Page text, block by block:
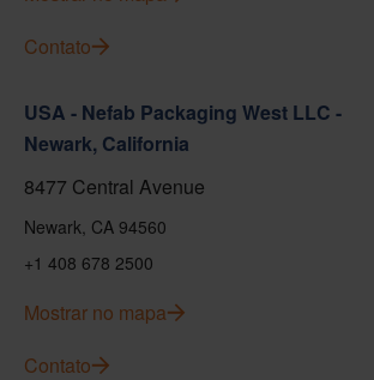
Contato
USA - Nefab Packaging West LLC -
Newark, California
8477 Central Avenue
Newark, CA 94560
+1 408 678 2500
Mostrar no mapa
Contato